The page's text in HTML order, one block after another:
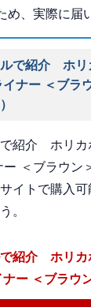
め、実際に届
ルで紹介 ホ
ナー ＜ブラ
で紹介 ホリ
＜ブラウン
イトで購入
。
紹介 ホリカ
ー ＜ブラウ